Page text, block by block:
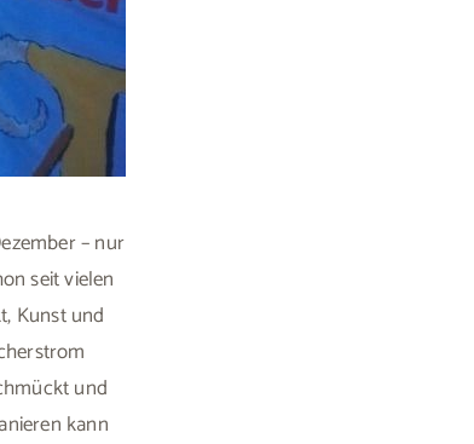
– nur
seit vielen
Kunst und
und
kann